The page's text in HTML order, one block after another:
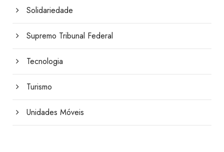
Solidariedade
Supremo Tribunal Federal
Tecnologia
Turismo
Unidades Móveis